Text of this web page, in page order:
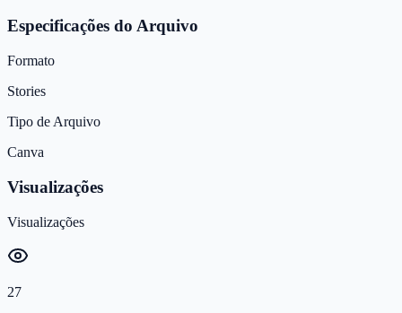
Especificações do Arquivo
Formato
Stories
Tipo de Arquivo
Canva
Visualizações
Visualizações
27